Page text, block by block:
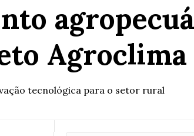
Agroclima
tecnológica para o setor rural